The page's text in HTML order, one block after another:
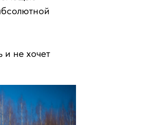
и не хочет